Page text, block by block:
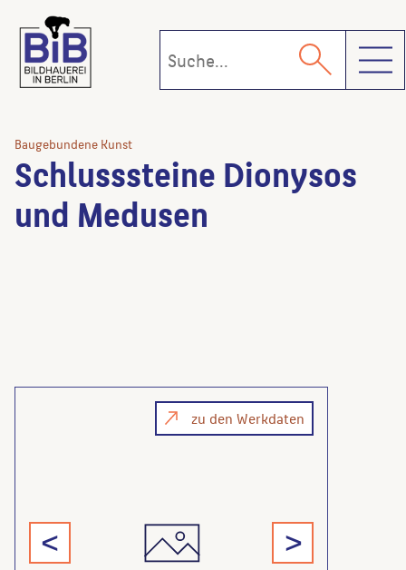
Baugebundene Kunst
Schlusssteine Dionysos
und Medusen
< >
zu den Werkdaten